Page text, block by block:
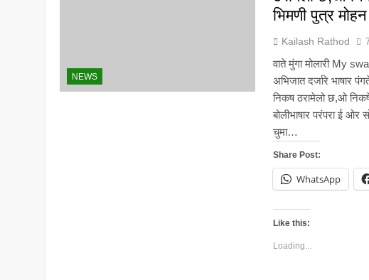
NEWS
भिमणी पुत्र
Kailash Rathod
वाते मुंगा मोलारी My
अभिजात दर्जारे भाषार
निकष ठरामेलो छ,ओ
बोलीभाषार परंपरा ई
चुमा…
Share Post:
WhatsApp
Like this:
Loading...